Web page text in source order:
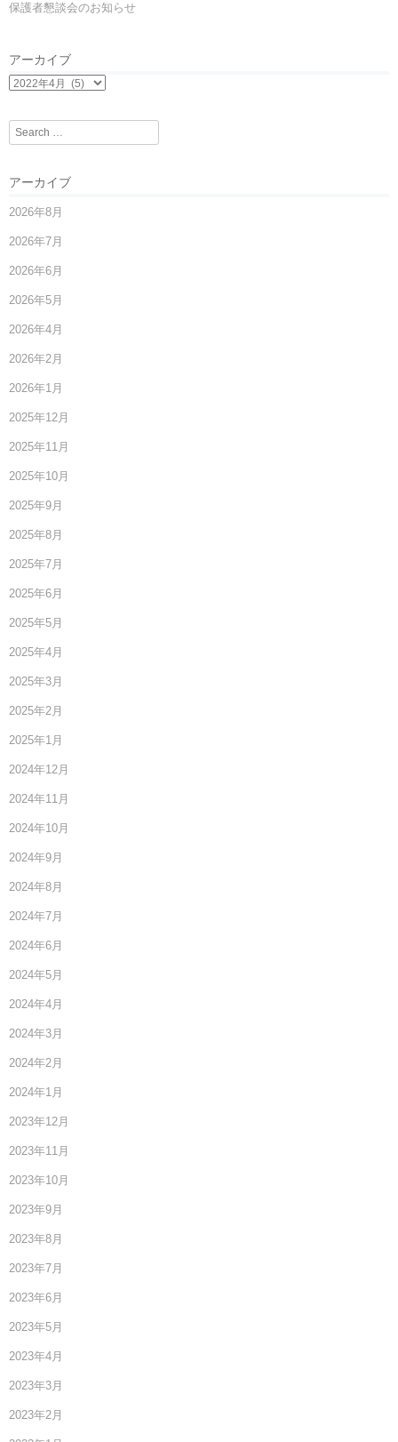
保護者懇談会のお知らせ
アーカイブ
Search
アーカイブ
2026年8月
2026年7月
2026年6月
2026年5月
2026年4月
2026年2月
2026年1月
2025年12月
2025年11月
2025年10月
2025年9月
2025年8月
2025年7月
2025年6月
2025年5月
2025年4月
2025年3月
2025年2月
2025年1月
2024年12月
2024年11月
2024年10月
2024年9月
2024年8月
2024年7月
2024年6月
2024年5月
2024年4月
2024年3月
2024年2月
2024年1月
2023年12月
2023年11月
2023年10月
2023年9月
2023年8月
2023年7月
2023年6月
2023年5月
2023年4月
2023年3月
2023年2月